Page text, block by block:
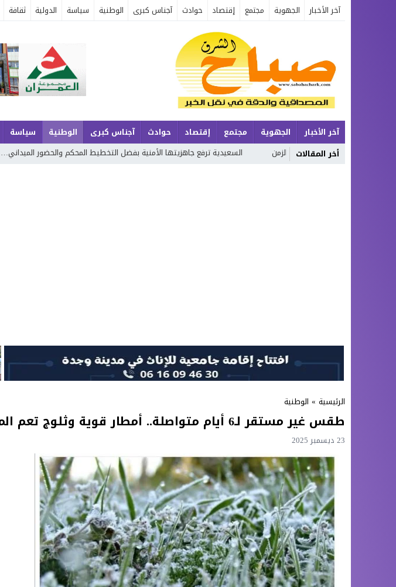
آخر الأخبار الجهوية مجتمع إقتصاد حوادث آجناس كبرى الوطنية سياسة الدولية ثقافة
آخر الأخبار الجهوية مجتمع إقتصاد حوادث آجناس كبرى الوطنية سياسة
أخر المقالاتوتحولات الزمن السعيدية ترفع جاهزيتها الأمنية بفضل التخطيط المحكم والحضور الميداني… وترسم ملامح
الرئيسية » الوطنية
طقس غير مستقر لـ6 أيام متواصلة.. أمطار قوية وثلوج تعم المملكة
23 ديسمبر 2025